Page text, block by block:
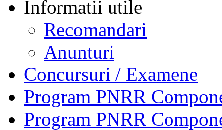
Informatii utile
Recomandari
Anunturi
Concursuri / Examene
Program PNRR
Program PNRR